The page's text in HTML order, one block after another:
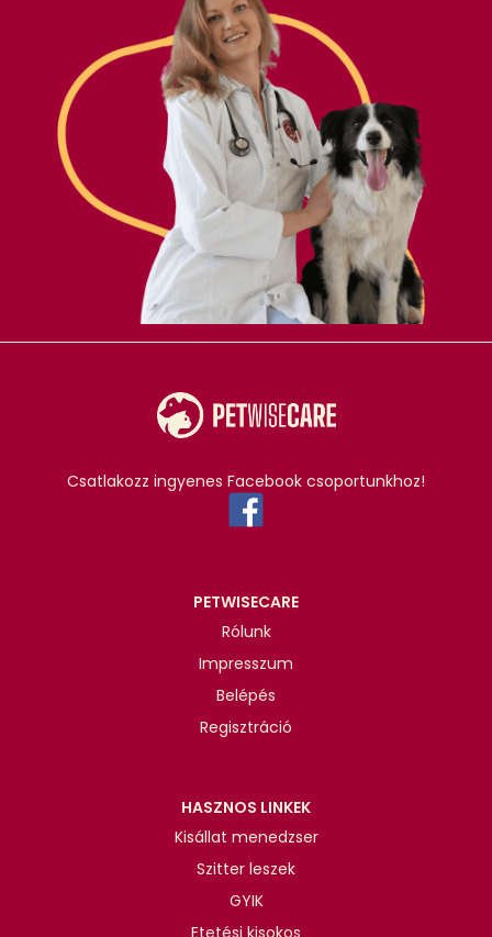
Csatlakozz ingyenes Facebook csoportunkhoz!
PETWISECARE
Rólunk
Impresszum
Belépés
Regisztráció
HASZNOS LINKEK
Kisállat menedzser
Szitter leszek
GYIK